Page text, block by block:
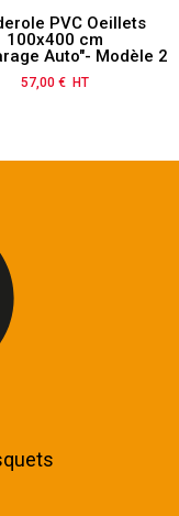
PVC Oeillets
100x400 cm
Auto"- Modèle 2
Prix
57,00 € HT